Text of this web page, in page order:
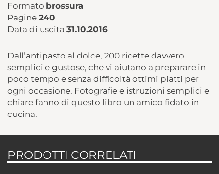
Formato brossura
Pagine 240
Data di uscita 31.10.2016
Dall’antipasto al dolce, 200 ricette davvero
semplici e gustose, che vi aiutano a preparare in
poco tempo e senza difficoltà ottimi piatti per
ogni occasione. Fotografie e istruzioni semplici e
chiare fanno di questo libro un amico fidato in
cucina.
PRODOTTI CORRELATI